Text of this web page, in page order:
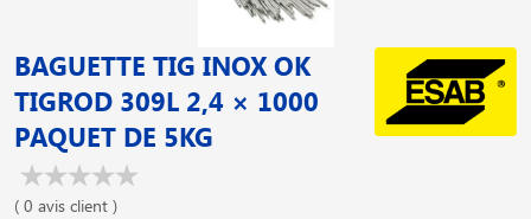
BAGUETTE TIG INOX OK
TIGROD 309L 2,4 × 1000
PAQUET DE 5KG
( 0 avis client )